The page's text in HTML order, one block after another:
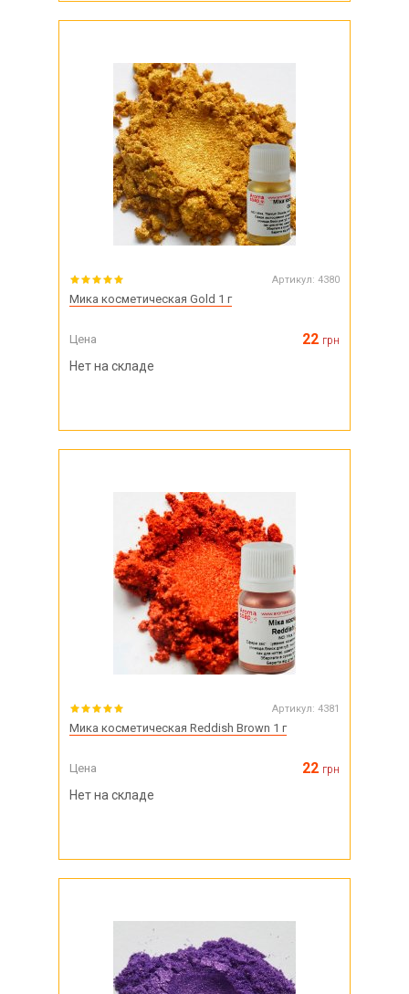
Артикул: 4380
Мика косметическая Gold 1 г
Цена 22 грн
Нет на складе
Артикул: 4381
Мика косметическая Reddish Brown 1 г
Цена 22 грн
Нет на складе